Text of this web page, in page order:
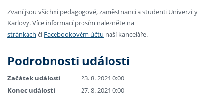
Zvaní jsou všichni pedagogové, zaměstnanci a studenti Univerzity
Karlovy.Více informací prosím nalezněte na
stránkách či Facebookovém účtu naší kanceláře.
Podrobnosti události
Začátek události
23. 8. 2021 0:00
Konec události
27. 8. 2021 0:00